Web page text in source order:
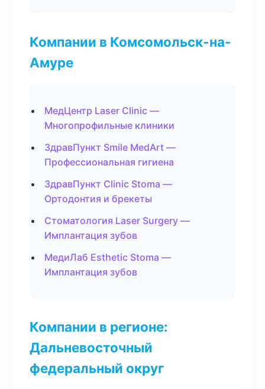
Компании в Комсомольск-на-
Амуре
МедЦентр Laser Clinic —
Многопрофильные клиники
ЗдравПункт Smile MedArt —
Профессиональная гигиена
ЗдравПункт Clinic Stoma —
Ортодонтия и брекеты
Стоматология Laser Surgery —
Имплантация зубов
МедиЛаб Esthetic Stoma —
Имплантация зубов
Компании в регионе:
Дальневосточный
федеральный округ